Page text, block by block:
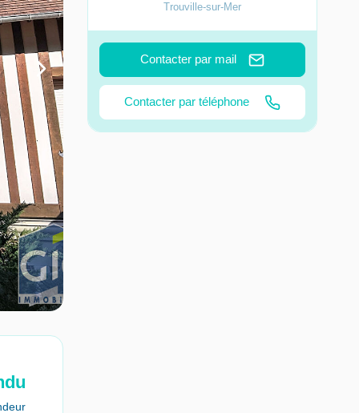
Trouville-sur-Mer
Contacter par mail
Contacter par téléphone